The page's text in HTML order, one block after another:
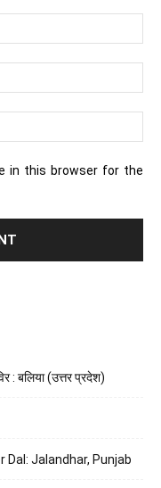
in this browser for the
: बलिया (उत्तर प्रदेश)
Dal: Jalandhar, Punjab